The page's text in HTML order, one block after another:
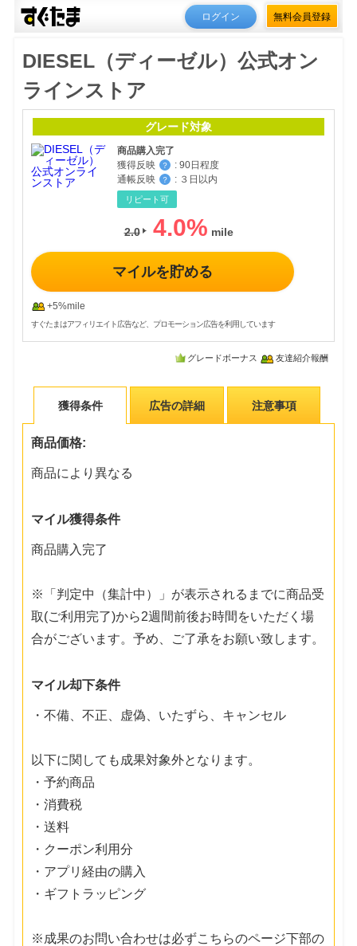
ログイン 無料会員登録
DIESEL（ディーゼル）公式オン
ラインストア
グレード対象
商品購入完了
獲得反映
？ : 90日程度
通帳反映
？ : ３日以内
リピート可
2.0 4.0%
マイルを貯める
+5%mile
すぐたまはアフィリエイト広告など、プロモーション広告を利用しています
グレードボーナス 友達紹介報酬
獲得条件 広告の詳細 注意事項
商品価格:
商品により異なる
マイル獲得条件
商品購入完了
※「判定中（集計中）」が表示されるまでに商品受
取(ご利用完了)から2週間前後お時間をいただく場
合がございます。予め、ご了承をお願い致します。
マイル却下条件
・不備、不正、虚偽、いたずら、キャンセル
以下に関しても成果対象外となります。
・予約商品
・消費税
・送料
・クーポン利用分
・アプリ経由の購入
・ギフトラッピング
※成果のお問い合わせは必ずこちらのページ下部の